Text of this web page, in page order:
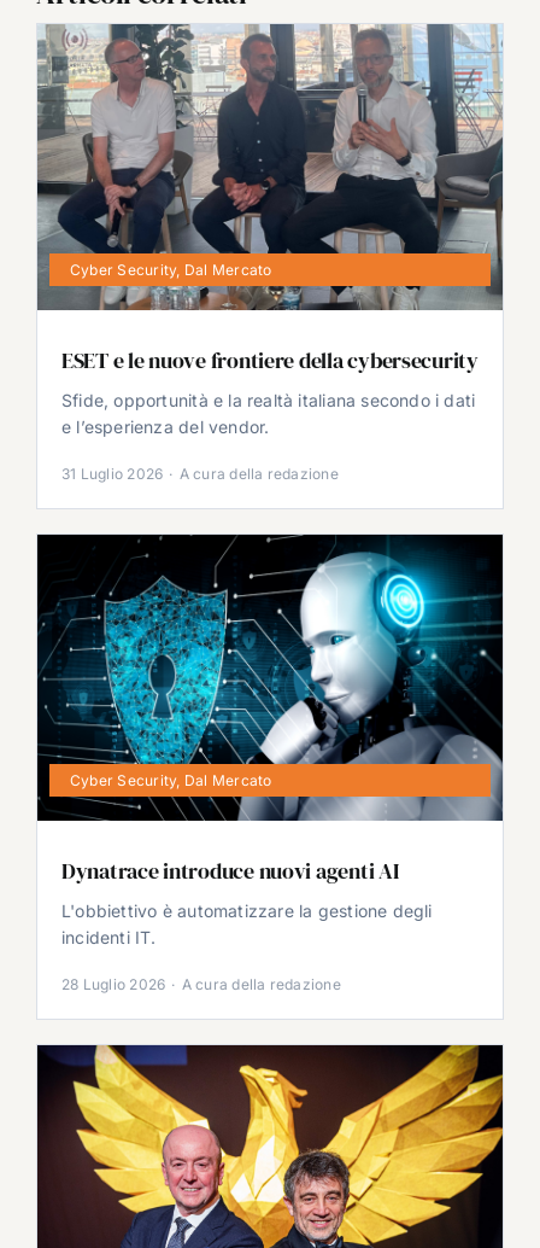
Cyber Security, Dal Mercato
ESET e le nuove frontiere della cybersecurity
Sfide, opportunità e la realtà italiana secondo i dati
e l’esperienza del vendor.
31 Luglio 2026 · A cura della redazione
Cyber Security, Dal Mercato
Dynatrace introduce nuovi agenti AI
L'obbiettivo è automatizzare la gestione degli
incidenti IT.
28 Luglio 2026 · A cura della redazione